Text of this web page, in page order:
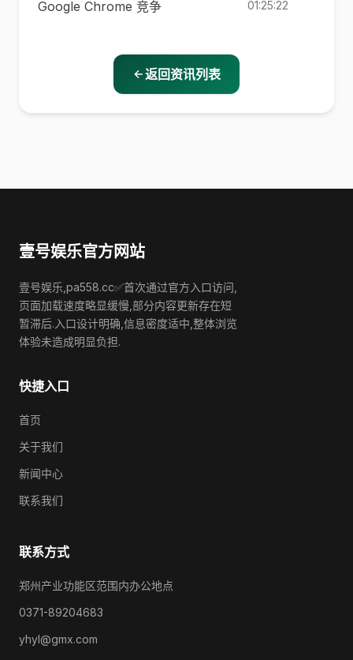
Google Chrome 竞争 01:25:22
返回资讯列表
壹号娱乐官方网站
壹号娱乐,pa558.cc✅首次通过官方入口访问,
页面加载速度略显缓慢,部分内容更新存在短
暂滞后.入口设计明确,信息密度适中,整体浏览
体验未造成明显负担.
快捷入口
首页
关于我们
新闻中心
联系我们
联系方式
郑州产业功能区范围内办公地点
0371-89204683
yhyl@gmx.com